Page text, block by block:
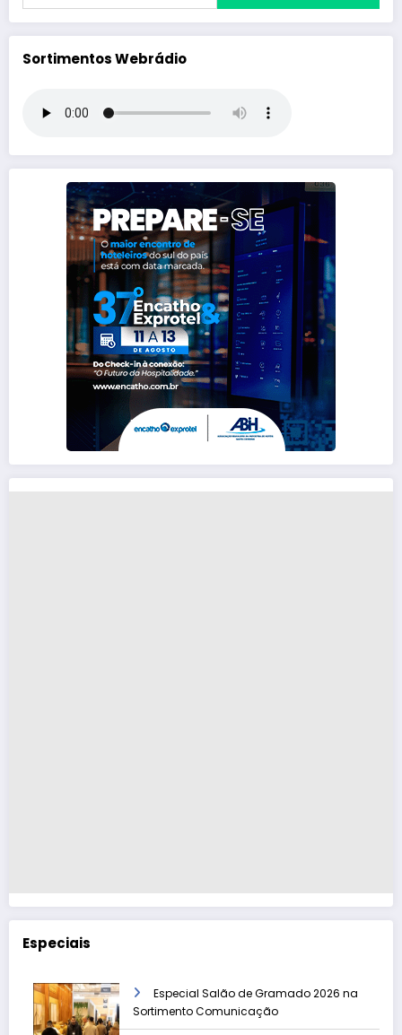
Sortimentos Webrádio
Especiais
Especial Salão de Gramado 2026 na
Sortimento Comunicação